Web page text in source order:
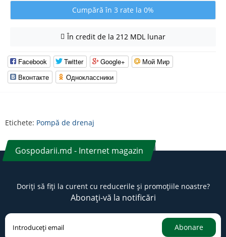
Cumpără în 3 rate la 0%
În credit de la 212 MDL lunar
Facebook Twitter Google+
Мой Мир
Вконтакте
Одноклассники
Etichete: Pompă de drenaj
Gospodarii.md - Internet magazin
Doriți să fiți la curent cu reducerile și promoțiile noastre?
Abonați-vă la notificări
Abonare